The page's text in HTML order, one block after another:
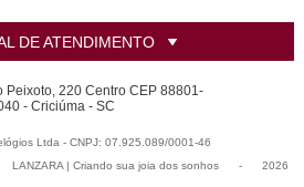
DE ATENDIMENTO
Peixoto, 220 Centro CEP 88801-
- Criciúma - SC
Ltda - CNPJ: 07.925.089/0001-46
LANZARA | Criando sua joia dos sonhos - 2026